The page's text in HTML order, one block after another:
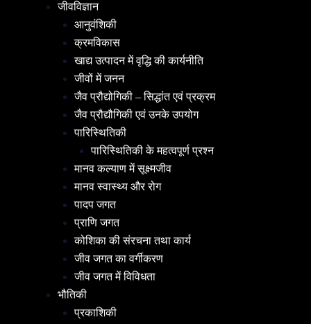
जीवविज्ञान
आनुवंशिकी
क्रमविकास
खाद्य उत्पादन में वृद्धि की कार्यनीति
जीवों में जनन
जैव प्रौद्योगिकी – सिद्धांत एवं प्रक्रम
जैव प्रौद्यौगिकी एवं उनके उपयोग
पारिस्थितिकी
पारिस्थितिकी के महत्वपूर्ण प्रश्न
मानव कल्याण में सूक्ष्मजीव
मानव स्वास्थ्य और रोग
पादप जगत
प्राणि जगत
कोशिका की संरचना तथा कार्य
जीव जगत का वर्गीकरण
जीव जगत में विविधता
भौतिकी
प्रकाशिकी